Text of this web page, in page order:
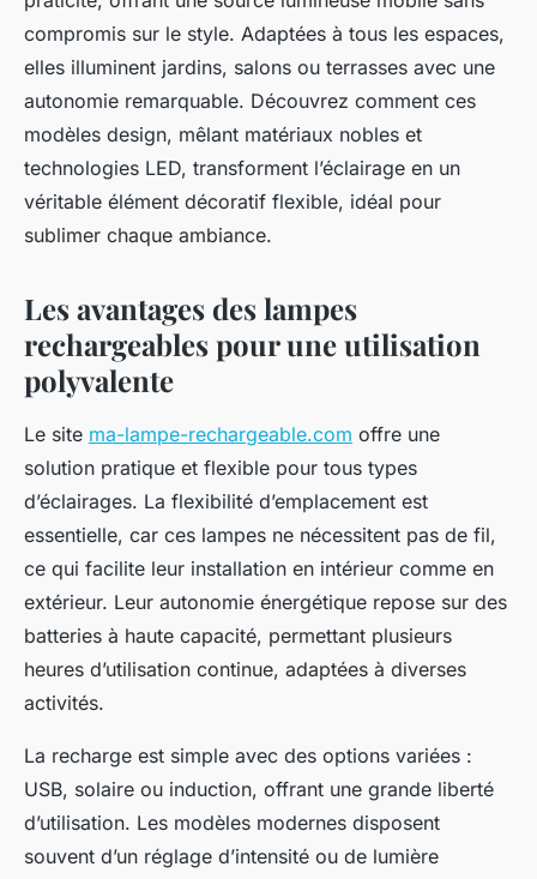
illuminez vos espaces avec
style et flexibilité
Robin•16 août 2025•4 min de lecture
compromis sur le style. Adaptées à tous les espaces,
elles illuminent jardins, salons ou terrasses avec une
autonomie remarquable. Découvrez comment ces
modèles design, mêlant matériaux nobles et
technologies LED, transforment l’éclairage en un
véritable élément décoratif flexible, idéal pour
sublimer chaque ambiance.
Les avantages des lampes
rechargeables pour une utilisation
polyvalente
Le site ma-lampe-rechargeable.com offre une
solution pratique et flexible pour tous types
d’éclairages. La flexibilité d’emplacement est
essentielle, car ces lampes ne nécessitent pas de fil,
ce qui facilite leur installation en intérieur comme en
extérieur. Leur autonomie énergétique repose sur des
batteries à haute capacité, permettant plusieurs
heures d’utilisation continue, adaptées à diverses
activités.
La recharge est simple avec des options variées :
USB, solaire ou induction, offrant une grande liberté
d’utilisation. Les modèles modernes disposent
souvent d’un réglage d’intensité ou de lumière